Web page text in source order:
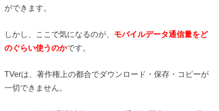
ができます。
しかし、ここで気になるのが、 モバイルデータ通信量をど
のぐらい使うのかです。
TVerは、著作権上の都合でダウンロード・保存・コピーが
一切できません。